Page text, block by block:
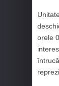
orele